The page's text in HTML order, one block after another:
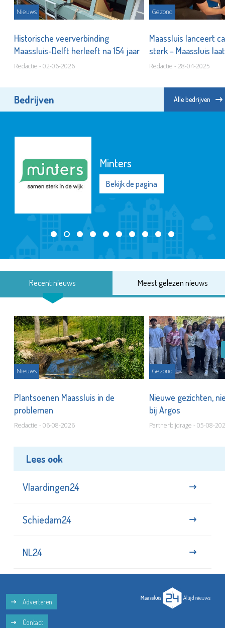
Nieuws
Historische veerverbinding
Maassluis-Delft herleeft na 154 jaar
Redactie - 02-06-2026
Gezond
Maassluis lanceert
sterk – Maassluis
Redactie - 28-04-2025
Bedrijven Alle bedrijven
Minters
Bekijk de pagina
Recent nieuws Meest gelezen nieuws
Nieuws
Plantsoenen Maassluis in de
problemen
Redactie - 06-08-2026
Gezond
Nieuwe gezichten,
bij Argos
Partnerbijdrage - 05-08-
Lees ook
Vlaardingen24
Schiedam24
NL24
Adverteren
Contact